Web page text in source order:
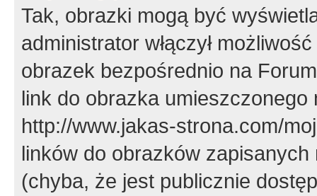
Tak, obrazki mogą być
administrator włączył
obrazek bezpośrednio na
link do obrazka
http://www.jakas-strona.com/
linków do obrazków
(chyba, że jest publicznie